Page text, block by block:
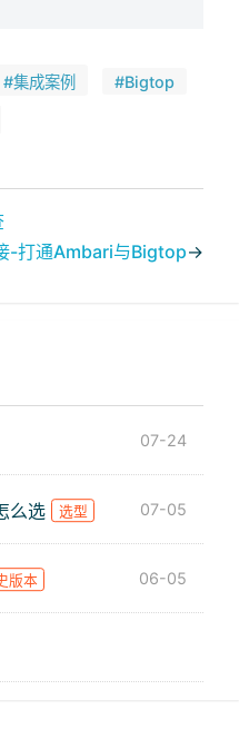
#集成案例 #Bigtop
-打通Ambari与Bigtop→
07-24
么选 选型 07-05
版本 06-05